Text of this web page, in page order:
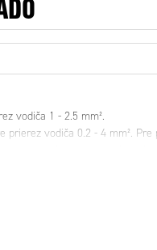
vodiča 1 - 2.5 mm².
prierez vodiča 0.2 - 4 mm². Pre